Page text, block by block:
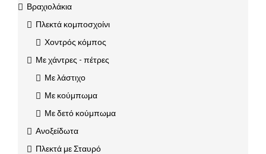
Βραχιολάκια
Πλεκτά κομποσχοίνι
Χοντρός κόμπος
Με χάντρες - πέτρες
Με λάστιχο
Με κούμπωμα
Με δετό κούμπωμα
Ανοξείδωτα
Πλεκτά με Σταυρό